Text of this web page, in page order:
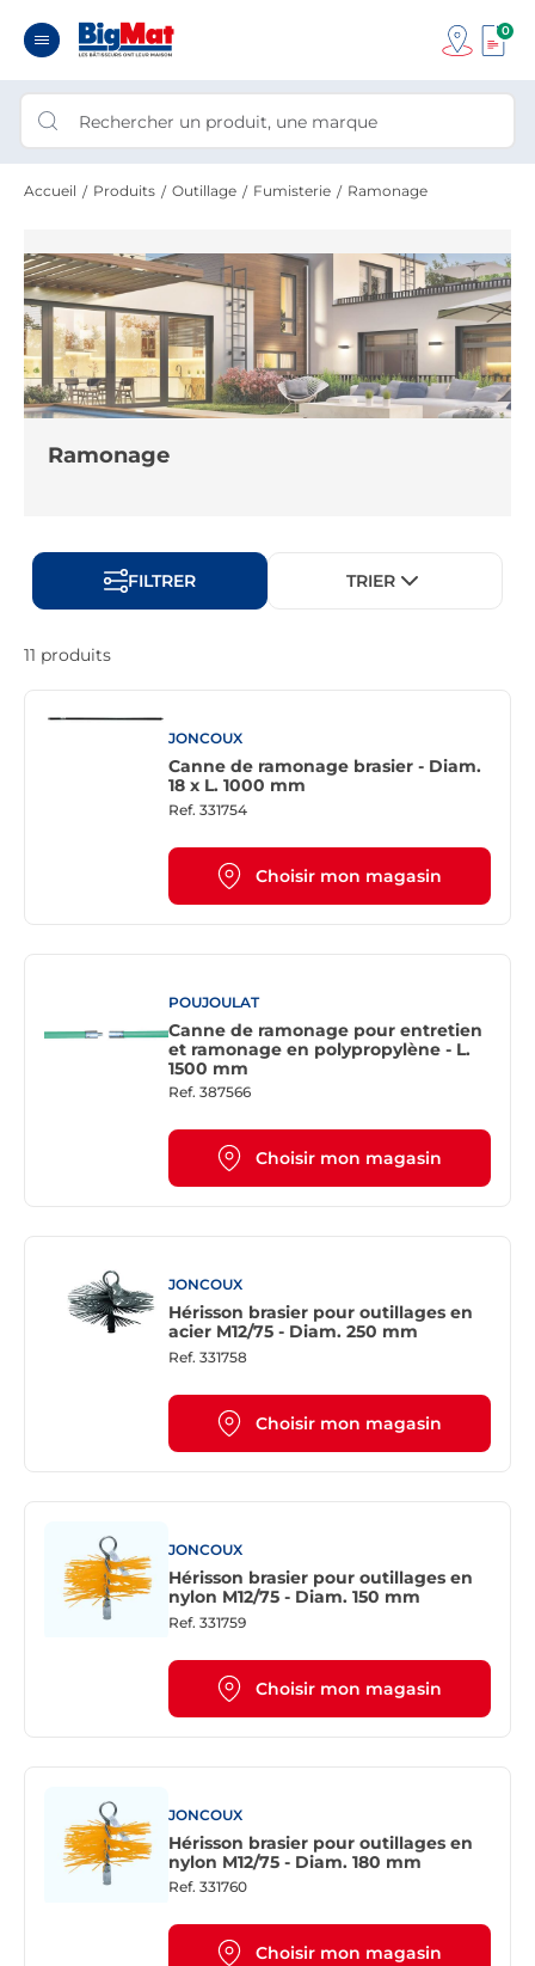
0
Accueil Produits Outillage Fumisterie Ramonage
Ramonage
FILTRER TRIER
11 produits
JONCOUX
Canne de ramonage brasier - Diam.
18 x L. 1000 mm
Ref. 331754
Choisir mon magasin
POUJOULAT
Canne de ramonage pour entretien
et ramonage en polypropylène - L.
1500 mm
Ref. 387566
Choisir mon magasin
JONCOUX
Hérisson brasier pour outillages en
acier M12/75 - Diam. 250 mm
Ref. 331758
Choisir mon magasin
JONCOUX
Hérisson brasier pour outillages en
nylon M12/75 - Diam. 150 mm
Ref. 331759
Choisir mon magasin
JONCOUX
Hérisson brasier pour outillages en
nylon M12/75 - Diam. 180 mm
Ref. 331760
Choisir mon magasin